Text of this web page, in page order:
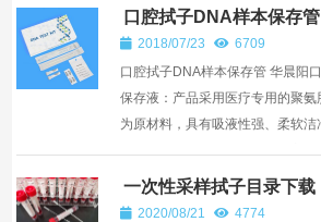
口腔拭子DNA样本保存管
2018/07/23
6709
口腔拭子DNA样本保存管 华晨阳
保存液：产品采用医疗专用的聚
为原材料，具有吸液性强、柔软
生物无毒害，...
一次性采样拭子目录下载
2020/08/21
4774